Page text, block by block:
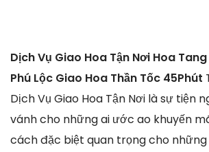
Dịch Vụ Giao Hoa Tận Nơi Hoa Tang
Phú Lộc Giao Hoa Thần Tốc 45Phút
Dịch Vụ Giao Hoa Tận Nơi là sự tiện
vánh cho những ai ước ao khuyến
cách đặc biệt quan trọng cho